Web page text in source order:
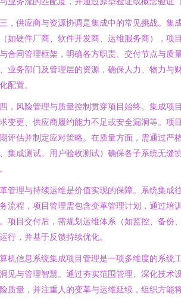
，供应商与资源协调是集成中的常见挑战。集
如硬件厂商、软件开发商、运维服务商），项
合同管理框架，明确各方职责、交付节点与质
业务部门及管理层的资源，确保人力、物力与
配置。
，风险管理与质量控制贯穿项目始终。集成项
变更、供应商履约能力不足或安全漏洞等。项
评估并制定应对策略。在质量方面，需通过严
集成测试、用户验收测试）确保各子系统无缝
管理与持续运维是价值实现的保障。系统集成
流程，项目管理需包含变革管理计划，通过培
项目交付后，需规划运维体系（如监控、备份
行，并基于反馈持续优化。
机信息系统集成项目管理是一项多维度的系统
见与管理智慧。通过夯实范围管理、深化技术
质量，并注重人的变革与运维延续，组织方能